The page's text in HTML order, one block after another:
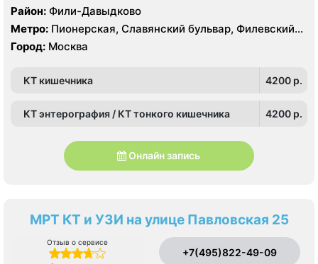
Район: Фили-Давыдково
Метро: Пионерская, Славянский бульвар, Филевский
парк
Город: Москва
КТ кишечника 4200 p.
КТ энтерография / КТ тонкого кишечника 4200 p.
Онлайн запись
МРТ КТ и УЗИ на улице Павловская 25
Отзыв о сервисе
+7(495)822-49-09